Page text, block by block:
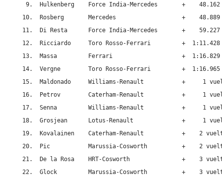
9.  Hulkenberg    Force India-Mercedes       +    48.162
10.  Rosberg       Mercedes                   +    48.889
11.  Di Resta      Force India-Mercedes       +    59.227
12.  Ricciardo     Toro Rosso-Ferrari         +  1:11.428
13.  Massa         Ferrari                    +  1:16.829
14.  Vergne        Toro Rosso-Ferrari         +  1:16.965
15.  Maldonado     Williams-Renault           +     1
16.  Petrov        Caterham-Renault           +     1
17.  Senna         Williams-Renault           +     1
18.  Grosjean      Lotus-Renault              +     1
19.  Kovalainen    Caterham-Renault           +    2
20.  Pic           Marussia-Cosworth          +    2
21.  De la Rosa    HRT-Cosworth               +    3
22.  Glock         Marussia-Cosworth          +    3